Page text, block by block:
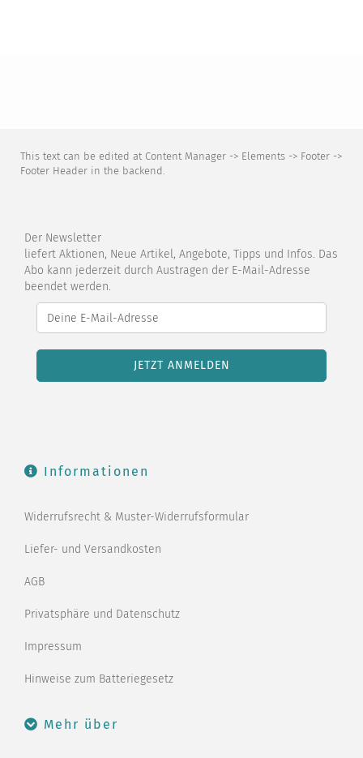
This text can be edited at Content Manager -> Elements -> Footer ->
Footer Header in the backend.
Der Newsletter
liefert Aktionen, Neue Artikel, Angebote, Tipps und Infos. Das
Abo kann jederzeit durch Austragen der E-Mail-Adresse
beendet werden.
Informationen
Widerrufsrecht & Muster-Widerrufsformular
Liefer- und Versandkosten
AGB
Privatsphäre und Datenschutz
Impressum
Hinweise zum Batteriegesetz
Mehr über